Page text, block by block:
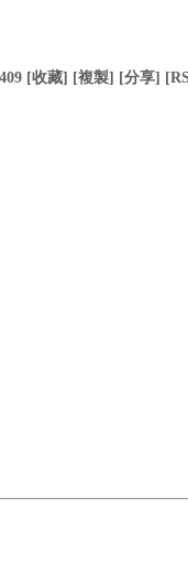
[收藏] [複製] [分享]